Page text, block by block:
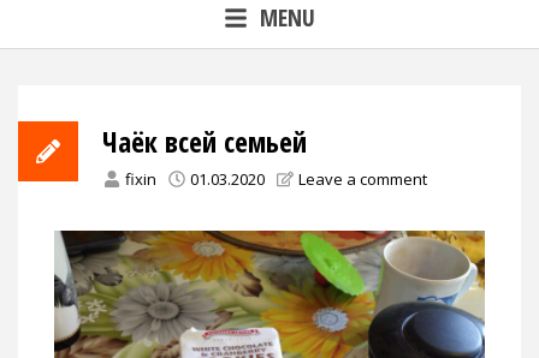
MENU
Чаёк всей семьей
fixin 01.03.2020 Leave a comment